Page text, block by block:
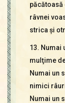
păcătoasă
râvnei
strica şi
13. Numai
mulţime
Numai un
nimici
Numai un